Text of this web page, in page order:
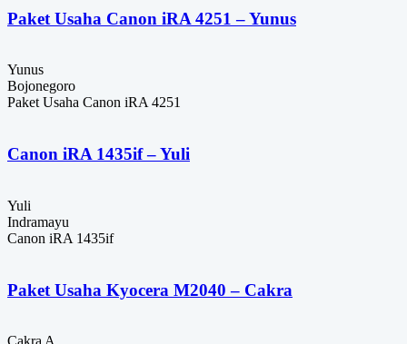
Paket Usaha Canon iRA 4251 – Yunus
Yunus
Bojonegoro
Paket Usaha Canon iRA 4251
Canon iRA 1435if – Yuli
Yuli
Indramayu
Canon iRA 1435if
Paket Usaha Kyocera M2040 – Cakra